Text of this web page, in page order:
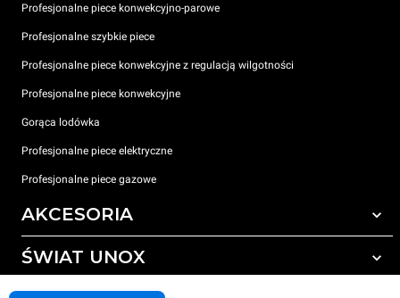
Profesjonalne piece konwekcyjno-parowe
Profesjonalne szybkie piece
Profesjonalne piece konwekcyjne z regulacją wilgotności
Profesjonalne piece konwekcyjne
Gorąca lodówka
Profesjonalne piece elektryczne
Profesjonalne piece gazowe
AKCESORIA
Wszystkie akcesoria
ŚWIAT UNOX